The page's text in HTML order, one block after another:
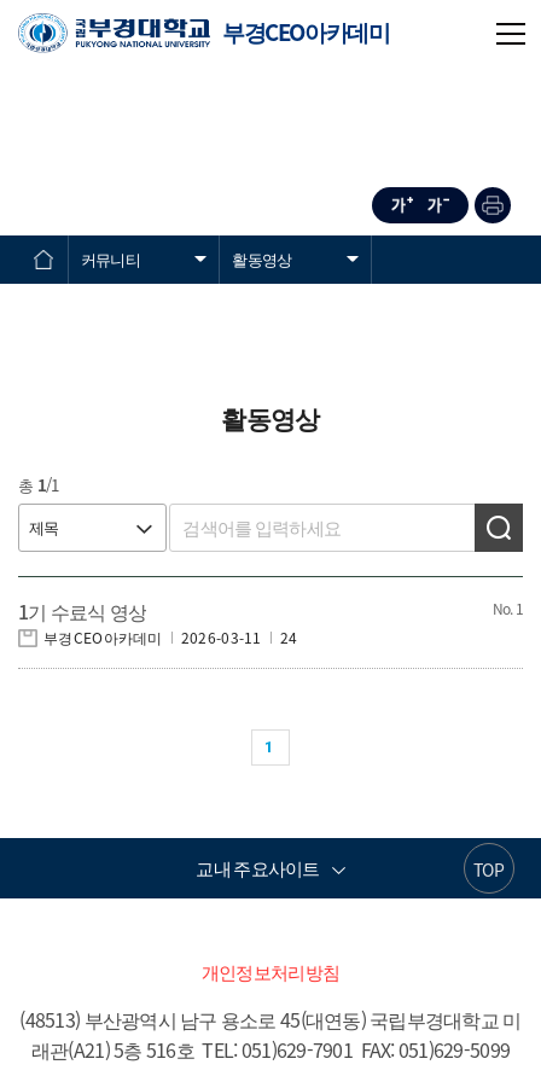
부경CEO아카데미
커뮤니티 활동영상
활동영상
총 1/1
1
1기 수료식 영상
부경CEO아카데미 2026-03-11 24
1
TOP
교내 주요사이트
개인정보처리방침
(48513) 부산광역시 남구 용소로 45(대연동) 국립부경대학교 미
래관(A21) 5층 516호  TEL: 051)629-7901  FAX: 051)629-5099